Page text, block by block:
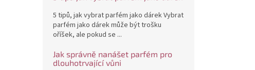
5 tipů, jak vybrat parfém jako dárek Vybrat
parfém jako dárek může být trošku
oříšek, ale pokud se ...
Jak správně nanášet parfém pro
dlouhotrvající vůni